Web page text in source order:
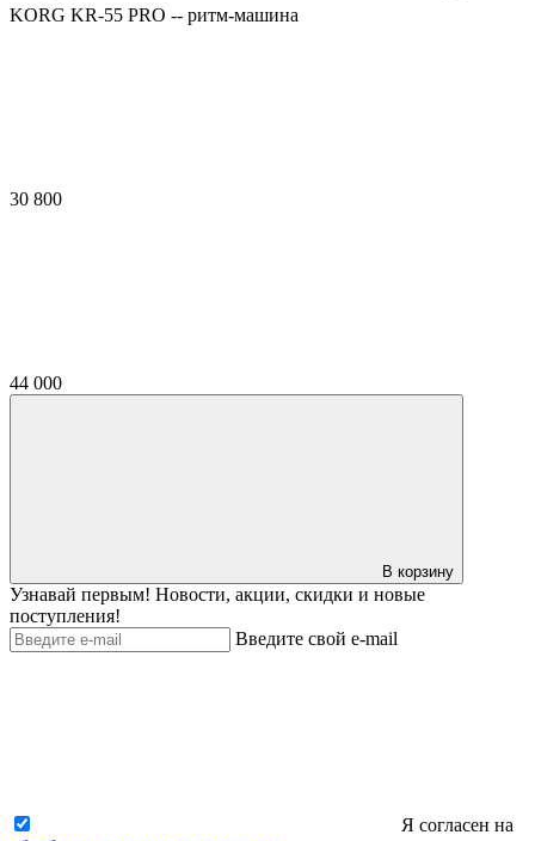
KORG KR-55 PRO -- ритм-машина
30 800
44 000
В корзину
Узнавай первым! Новости, акции, скидки и новые
поступления!
Введите свой e-mail
Я согласен на